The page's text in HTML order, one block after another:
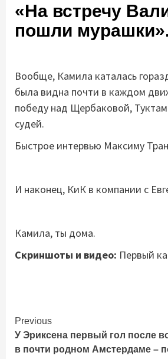
«На встречу
пошли
Вообще, Камила каталась
была видна почти в каждом
победу над Щербаковой,
судей.
Быстрое интервью Максиму
И наконец, КиК в компании с
Камила, ты дома.
Скриншоты и видео: Первый
Continue
Reading
Previous
У Эриксена первый гол после
в почти родном Амстердаме –